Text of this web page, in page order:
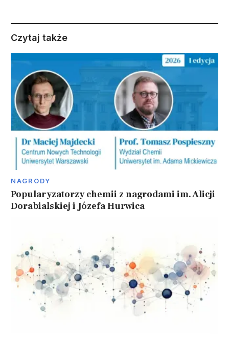
Czytaj także
NAGRODY
Popularyzatorzy chemii z nagrodami im. Alicji
Dorabialskiej i Józefa Hurwica